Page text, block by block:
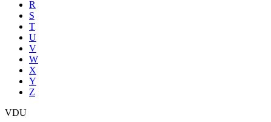
R
S
T
U
V
W
X
Y
Z
VDU